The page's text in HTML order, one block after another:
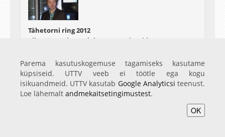
Tähetorni ring 2012
Tiit Sepp: "Virtuaalobservatooriumid"
Parema kasutuskogemuse tagamiseks kasutame
küpsiseid. UTTV veeb ei töötle ega kogu
isikuandmeid. UTTV kasutab Google Analyticsi teenust.
Loe lähemalt andmekaitsetingimustest.
OK